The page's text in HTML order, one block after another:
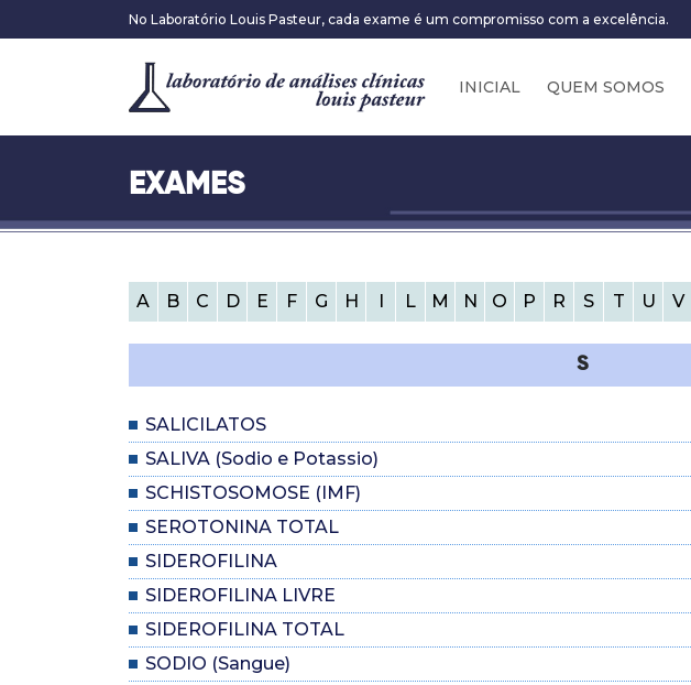
No Laboratório Louis Pasteur, cada exame é um compromisso com a excelência.
INICIAL QUEM SOMOS
EXAMES
A B C D E F G H I L M N O P R S T U V
S
SALICILATOS
SALIVA (Sodio e Potassio)
SCHISTOSOMOSE (IMF)
SEROTONINA TOTAL
SIDEROFILINA
SIDEROFILINA LIVRE
SIDEROFILINA TOTAL
SODIO (Sangue)